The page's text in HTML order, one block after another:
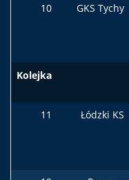
10 GKS Tychy
Kolejka
11 Łódzki KS